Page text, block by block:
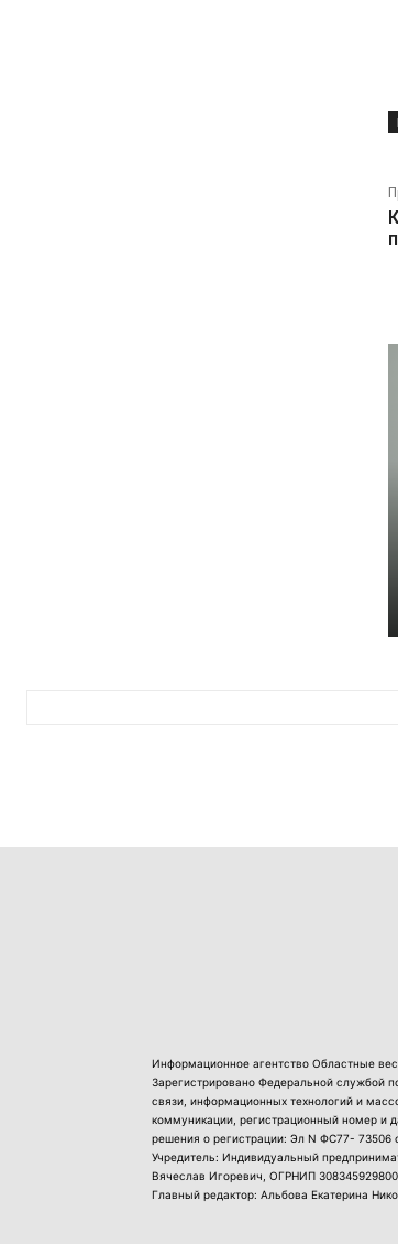
Информационное агентство Областные
Зарегистрировано Федеральной службой
связи, информационных технологий и
коммуникации, регистрационный номер и
решения о регистрации: Эл N ФС77- 73506
Учредитель: Индивидуальный
Вячеслав Игоревич, ОГРНИП
Главный редактор: Альбова Екатерина